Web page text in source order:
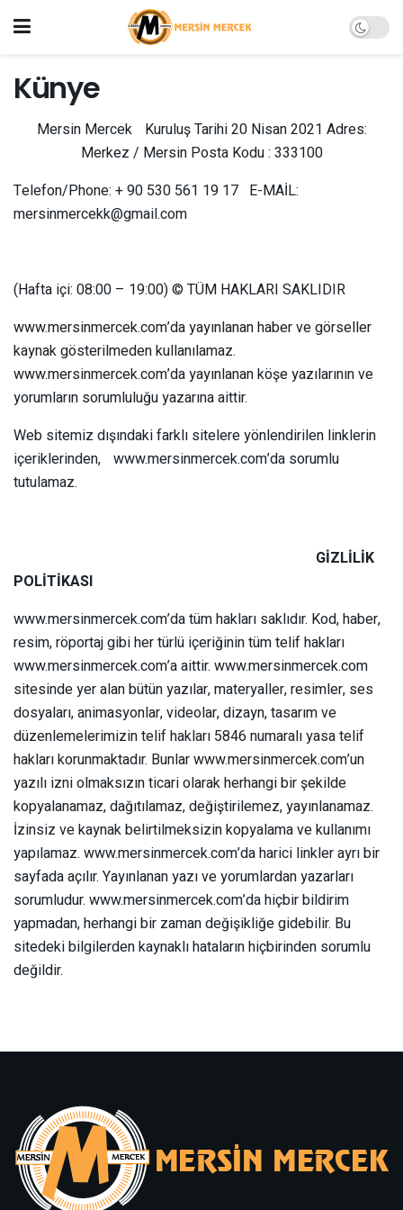
Künye
Mersin Mercek Kuruluş Tarihi 20 Nisan 2021 Adres:
Merkez / Mersin Posta Kodu : 333100
Telefon/Phone: + 90 530 561 19 17 E-MAİL:
mersinmercekk@gmail.com
(Hafta içi: 08:00 – 19:00) ©️ TÜM HAKLARI SAKLIDIR
www.mersinmercek.com’da yayınlanan haber ve görseller
kaynak gösterilmeden kullanılamaz.
www.mersinmercek.com’da yayınlanan köşe yazılarının ve
yorumların sorumluluğu yazarına aittir.
Web sitemiz dışındaki farklı sitelere yönlendirilen linklerin
içeriklerinden, www.mersinmercek.com’da sorumlu
tutulamaz.
GİZLİLİK
POLİTİKASI
www.mersinmercek.com’da tüm hakları saklıdır. Kod, haber,
resim, röportaj gibi her türlü içeriğinin tüm telif hakları
www.mersinmercek.com’a aittir. www.mersinmercek.com
sitesinde yer alan bütün yazılar, materyaller, resimler, ses
dosyaları, animasyonlar, videolar, dizayn, tasarım ve
düzenlemelerimizin telif hakları 5846 numaralı yasa telif
hakları korunmaktadır. Bunlar www.mersinmercek.com’un
yazılı izni olmaksızın ticari olarak herhangi bir şekilde
kopyalanamaz, dağıtılamaz, değiştirilemez, yayınlanamaz.
İzinsiz ve kaynak belirtilmeksizin kopyalama ve kullanımı
yapılamaz. www.mersinmercek.com’da harici linkler ayrı bir
sayfada açılır. Yayınlanan yazı ve yorumlardan yazarları
sorumludur. www.mersinmercek.com’da hiçbir bildirim
yapmadan, herhangi bir zaman değişikliğe gidebilir. Bu
sitedeki bilgilerden kaynaklı hataların hiçbirinden sorumlu
değildir.